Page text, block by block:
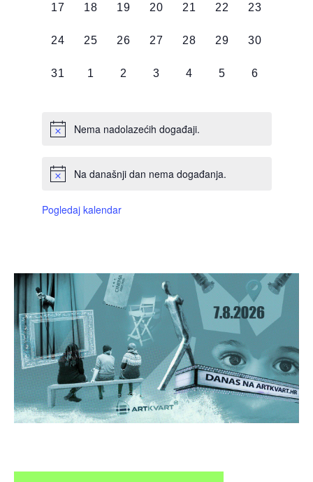
0
17
0
18
0
19
0
20
0
21
0
22
0
23
0
24
0
25
0
26
0
27
0
28
0
29
0
30
0
31
0
1
0
2
0
3
0
4
0
5
0
6
Nema nadolazećih događaji.
Na današnji dan nema događanja.
Pogledaj kalendar